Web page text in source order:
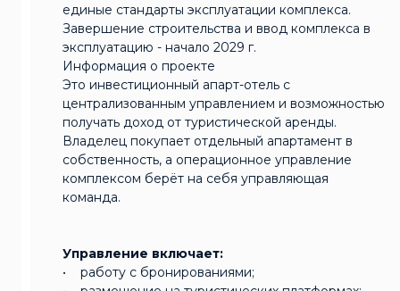
единые стандарты эксплуатации комплекса.
Завершение строительства и ввод комплекса в
эксплуатацию - начало 2029 г.
Информация о проекте
Это инвестиционный апарт-отель с
централизованным управлением и возможностью
получать доход от туристической аренды.
Владелец покупает отдельный апартамент в
собственность, а операционное управление
комплексом берёт на себя управляющая
команда.
Управление включает:
• работу с бронированиями;